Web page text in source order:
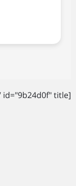
[contact-form-7 id="9b24d0f" title="טופס Footer"]